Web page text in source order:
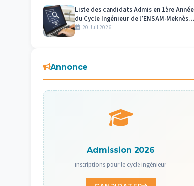
Liste des candidats Admis en 1ère Année
du Cycle Ingénieur de l’ENSAM-Meknès
2026-2027
20 Juil 2026
Annonce
Admission 2026
Inscriptions pour le cycle ingénieur.